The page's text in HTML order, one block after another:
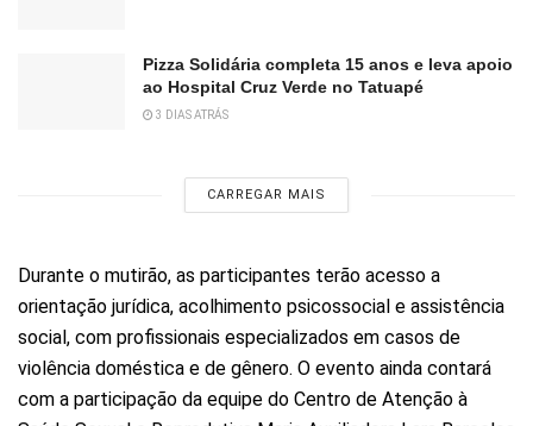
Pizza Solidária completa 15 anos e leva apoio
ao Hospital Cruz Verde no Tatuapé
3 DIAS ATRÁS
CARREGAR MAIS
Durante o mutirão, as participantes terão acesso a
orientação jurídica, acolhimento psicossocial e assistência
social, com profissionais especializados em casos de
violência doméstica e de gênero. O evento ainda contará
com a participação da equipe do Centro de Atenção à